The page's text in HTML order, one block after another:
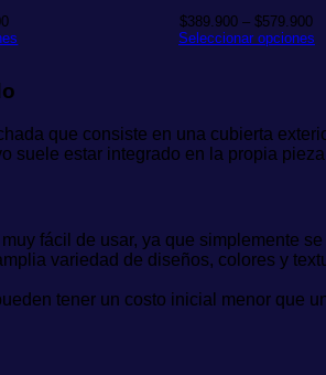
Rango
de
$54.900
hasta
$389.900 – $579.900
de
Seleccionar opciones
que consiste en una cubierta
suele estar integrado en la propia
fácil de usar, ya que simplemente
variedad de diseños, colores y
tener un costo inicial menor que